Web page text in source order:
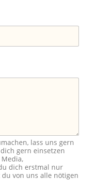
lass uns gern
gern einsetzen
dich erstmal nur
von uns alle nötigen